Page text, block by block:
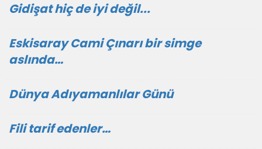
Gidişat hiç de iyi değil...
Eskisaray Cami Çınarı bir simge
aslında…
Dünya Adıyamanlılar Günü
Fili tarif edenler…